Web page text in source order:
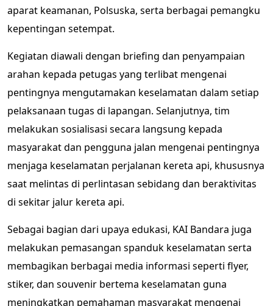
aparat keamanan, Polsuska, serta berbagai pemangku
kepentingan setempat.
Kegiatan diawali dengan briefing dan penyampaian
arahan kepada petugas yang terlibat mengenai
pentingnya mengutamakan keselamatan dalam setiap
pelaksanaan tugas di lapangan. Selanjutnya, tim
melakukan sosialisasi secara langsung kepada
masyarakat dan pengguna jalan mengenai pentingnya
menjaga keselamatan perjalanan kereta api, khususnya
saat melintas di perlintasan sebidang dan beraktivitas
di sekitar jalur kereta api.
Sebagai bagian dari upaya edukasi, KAI Bandara juga
melakukan pemasangan spanduk keselamatan serta
membagikan berbagai media informasi seperti flyer,
stiker, dan souvenir bertema keselamatan guna
meningkatkan pemahaman masyarakat mengenai